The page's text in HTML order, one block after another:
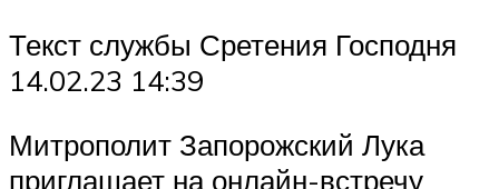
Текст службы Сретения Господня
14.02.23 14:39
Митрополит Запорожский Лука
приглашает на онлайн-встречу